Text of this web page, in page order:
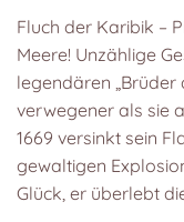
Fluch der Karibik –
Meere! Unzählige
legendären „Brüder
verwegener als sie
1669 versinkt sein
gewaltigen
Glück, er überlebt